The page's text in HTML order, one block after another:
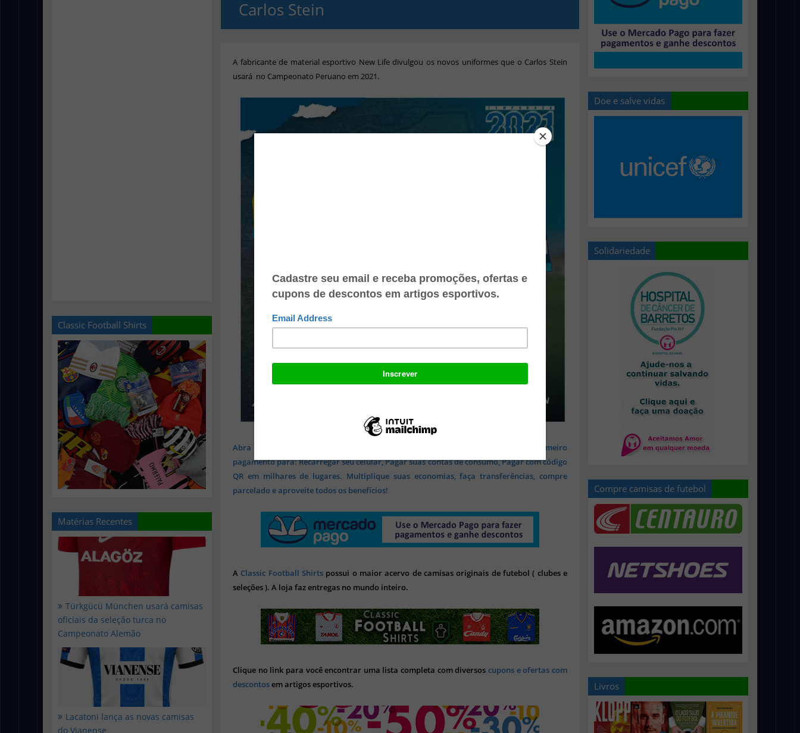
Classic Football Shirts
Matérias Recentes
Türkgücü München usará camisas
oficiais da seleção turca no
Campeonato Alemão
Lacatoni lança as novas camisas
do Vianense
Carlos Stein
A fabricante de material esportivo New Life divulgou os novos uniformes que o Carlos Stein
usará no Campeonato Peruano em 2021.
Abra sua conta digital 100% gratuita no Mercado Pago e ganhe R$ 10 no seu primeiro
pagamento para: Recarregar seu celular, Pagar suas contas de consumo, Pagar com código
QR em milhares de lugares. Multiplique suas economias, faça transferências, compre
parcelado e aproveite todos os benefícios!
A Classic Football Shirts possui o maior acervo de camisas originais de futebol ( clubes e
seleções ). A loja faz entregas no mundo inteiro.
Clique no link para você encontrar uma lista completa com diversoscupons e ofertas com
descontosem artigos esportivos.
Doe e salve vidas
Solidariedade
Compre camisas de futebol
Livros